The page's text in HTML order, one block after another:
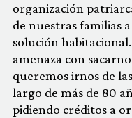
organización
de nuestras familias
solución
amenaza con
queremos irnos de
largo de más de 80
pidiendo créditos a